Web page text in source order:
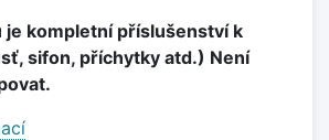
je kompletní příslušenství k
sifon, příchytky atd.) Není